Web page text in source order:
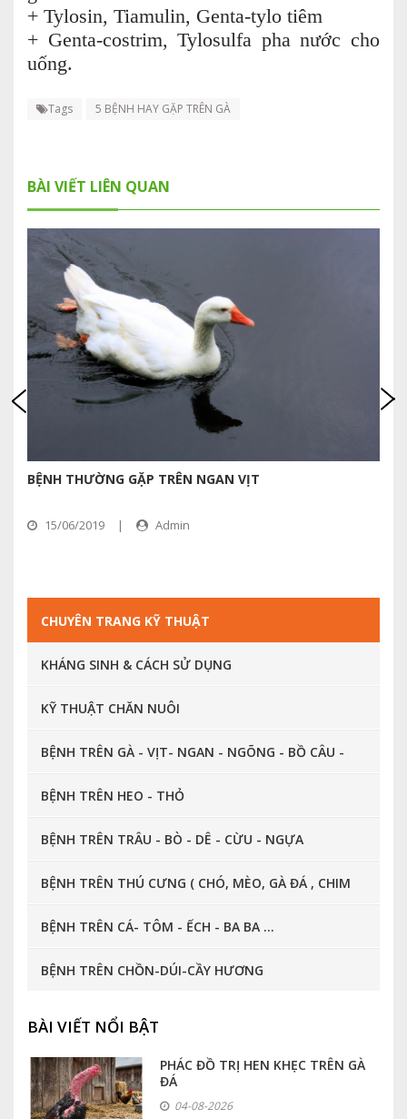
+ Tylosin, Tiamulin, Genta-tylo tiêm
+ Genta-costrim, Tylosulfa pha nước cho
uống.
Tags 5 BỆNH HAY GẶP TRÊN GÀ
BÀI VIẾT LIÊN QUAN
BỆNH THƯỜNG GẶP TRÊN NGAN VỊT
15/06/2019 | Admin
CHUYÊN TRANG KỸ THUẬT
KHÁNG SINH & CÁCH SỬ DỤNG
KỸ THUẬT CHĂN NUÔI
BỆNH TRÊN GÀ - VỊT- NGAN - NGÕNG - BỒ CÂU -
CHIM CÚT ...
BỆNH TRÊN HEO - THỎ
BỆNH TRÊN TRÂU - BÒ - DÊ - CỪU - NGỰA
BỆNH TRÊN THÚ CƯNG ( CHÓ, MÈO, GÀ ĐÁ , CHIM
CẢNH, CÁ CẢNH ... )
BỆNH TRÊN CÁ- TÔM - ẾCH - BA BA ...
BỆNH TRÊN CHỒN-DÚI-CẦY HƯƠNG
BÀI VIẾT NỔI BẬT
PHÁC ĐỒ TRỊ HEN KHẸC TRÊN GÀ
ĐÁ
04-08-2026